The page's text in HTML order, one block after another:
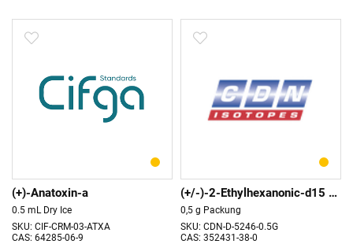
(+)-Anatoxin-a
0.5 mL Dry Ice
SKU: CIF-CRM-03-ATXA
CAS: 64285-06-9
(+/-)-2-Ethylhexanonic-d15 Acid
0,5 g Packung
SKU: CDN-D-5246-0.5G
CAS: 352431-38-0